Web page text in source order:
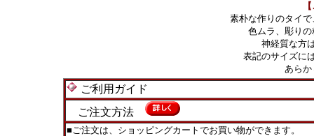
素朴な作りのタイ
色ムラ、彫り
神経質な方
表記のサイズに
あらか
ご利用ガイド
ご注文方法
■ご注文は、ショッピングカートでお買い物ができます。